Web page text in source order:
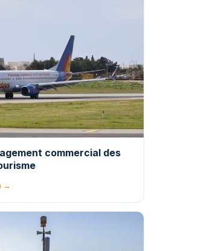
commercial des
→